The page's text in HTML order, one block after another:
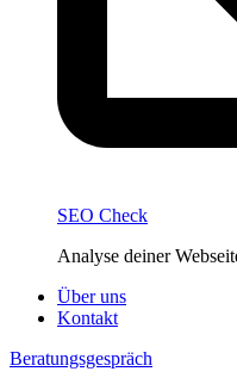
SEO Check
Analyse deiner
Über uns
Kontakt
Beratungsgespräch